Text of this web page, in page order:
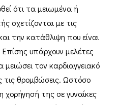
ότι τα μειωμένα ή
σχετίζονται με τις
την κατάθλιψη που είναι
υπάρχουν μελέτες
μειώσει τον καρδιαγγειακό
τις θρομβώσεις. Ωστόσο
χορήγησή της σε γυναίκες